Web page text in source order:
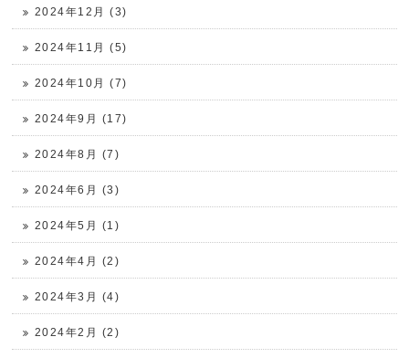
2024年12月 (3)
2024年11月 (5)
2024年10月 (7)
2024年9月 (17)
2024年8月 (7)
2024年6月 (3)
2024年5月 (1)
2024年4月 (2)
2024年3月 (4)
2024年2月 (2)